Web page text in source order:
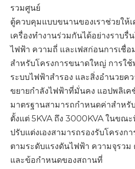
รวมศูนย์
ตู้ควบคุมแบบขนานของเราช่วยให้
เครื่องทำงานร่วมกันได้อย่างราบรื่
ไฟฟ้า ความถี่ และเฟสก่อนการเชื่
สำหรับโครงการขนาดใหญ่ การใช้
ระบบไฟฟ้าสำรอง และสิ่งอำนวยค
ขยายกำลังไฟฟ้าที่มั่นคง แอปพลิเค
มาตรฐานสามารถกำหนดค่าสำหรั
ตั้งแต่ 5KVA ถึง 3000KVA ในขณ
ปรับแต่งเองสามารถรองรับโครงก
ตามระดับแรงดันไฟฟ้า ความจุรวม
และข้อกำหนดของสถานที่